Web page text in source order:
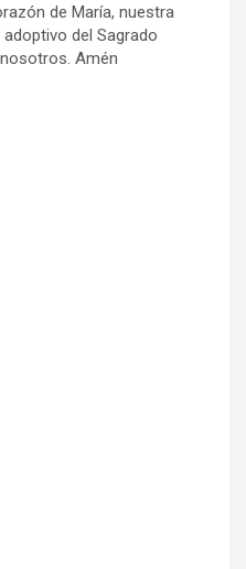
de María, nuestra
del Sagrado
Amén